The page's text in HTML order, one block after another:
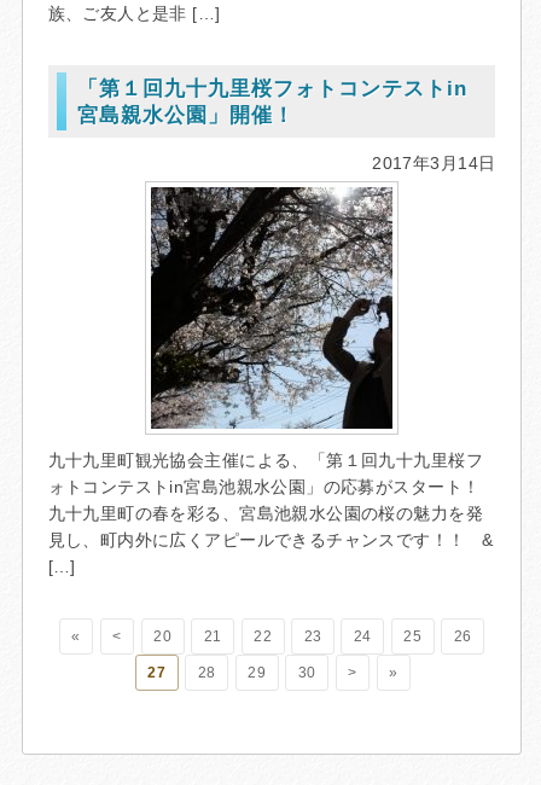
族、ご友人と是非 […]
「第１回九十九里桜フォトコンテストin
宮島親水公園」開催！
2017年3月14日
九十九里町観光協会主催による、「第１回九十九里桜フ
ォトコンテストin宮島池親水公園」の応募がスタート！
九十九里町の春を彩る、宮島池親水公園の桜の魅力を発
見し、町内外に広くアピールできるチャンスです！！ &
[…]
« < 20 21 22 23 24 25 26
27 28 29 30 > »